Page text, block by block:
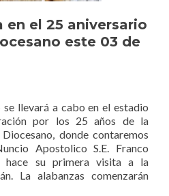
en el 25 aniversario
este 03 de
llevará a cabo en el estadio
por los 25 años de la
donde contaremos
Apostolico S.E. Franco
hace su primera visita a la
La alabanzas comenzarán